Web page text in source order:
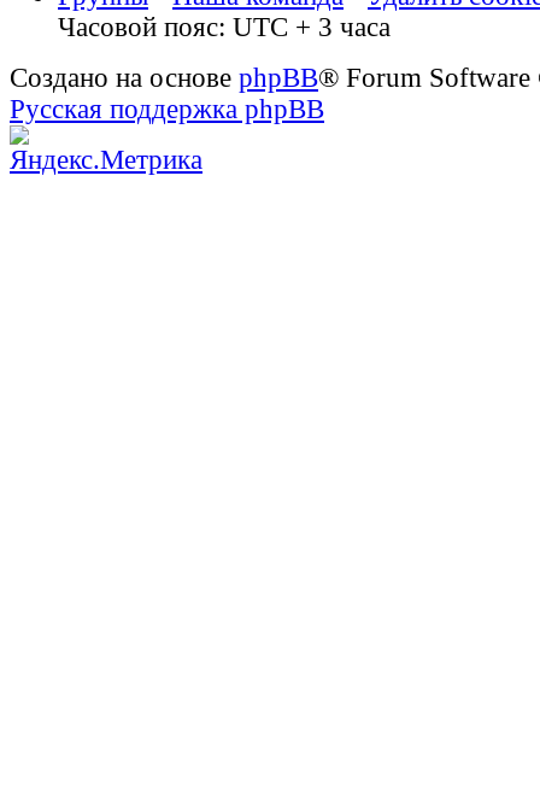
Часовой пояс: UTC + 3 часа
Создано на основе phpBB® Forum
Русская поддержка phpBB